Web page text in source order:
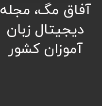
آفاق مگ، مجله
دیجیتال زبان
آموزان کشور